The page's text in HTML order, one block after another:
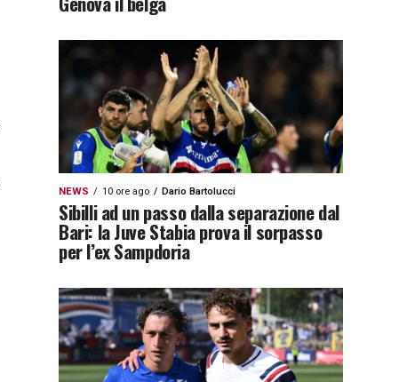
NEWS 10 ore ago Dario Bartolucci
Sibilli ad un passo dalla separazione dal
Bari: la Juve Stabia prova il sorpasso
per l’ex Sampdoria